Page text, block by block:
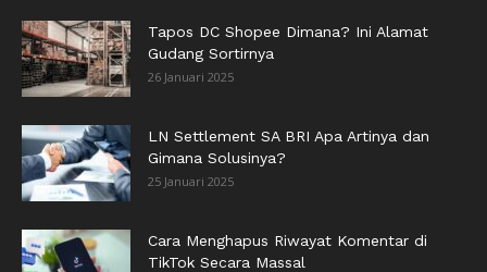
Tapos DC Shopee Dimana? Ini Alamat
Gudang Sortirnya
26 Januari 2025
LN Settlement SA BRI Apa Artinya dan
Gimana Solusinya?
25 Januari 2025
Cara Menghapus Riwayat Komentar di
TikTok Secara Massal